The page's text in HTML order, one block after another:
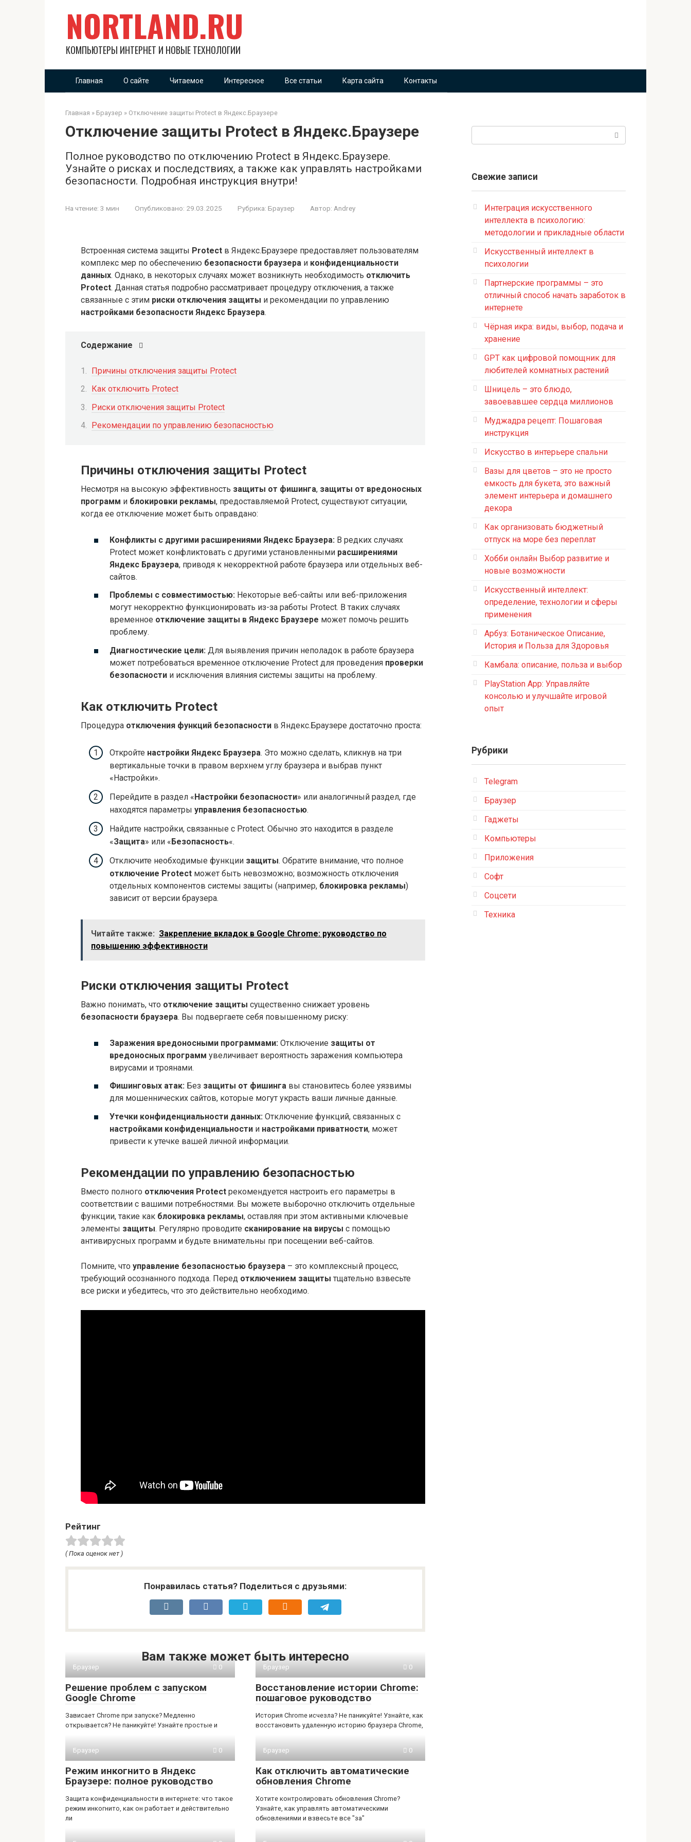
NORTLAND.RU
КОМПЬЮТЕРЫ ИНТЕРНЕТ И НОВЫЕ ТЕХНОЛОГИИ
Главная О сайте Читаемое Интересное Все статьи Карта сайта Контакты
Главная » Браузер » Отключение защиты Protect в Яндекс.Браузере
Отключение защиты Protect в Яндекс.Браузере
Полное руководство по отключению Protect в Яндекс.Браузере.
Узнайте о рисках и последствиях, а также как управлять настройками
безопасности. Подробная инструкция внутри!
На чтение: 3 мин Опубликовано: 29.03.2025 Рубрика: Браузер Автор: Andrey
Встроенная система защиты Protect в Яндекс.Браузере предоставляет пользователям
комплекс мер по обеспечению безопасности браузера и конфиденциальности
данных. Однако, в некоторых случаях может возникнуть необходимость отключить
Protect. Данная статья подробно рассматривает процедуру отключения, а также
связанные с этим риски отключения защиты и рекомендации по управлению
настройками безопасности Яндекс Браузера.
Содержание
Причины отключения защиты Protect
Как отключить Protect
Риски отключения защиты Protect
Рекомендации по управлению безопасностью
Причины отключения защиты Protect
Несмотря на высокую эффективность защиты от фишинга, защиты от вредоносных
программ и блокировки рекламы, предоставляемой Protect, существуют ситуации,
когда ее отключение может быть оправдано:
Конфликты с другими расширениями Яндекс Браузера: В редких случаях
Protect может конфликтовать с другими установленными расширениями
Яндекс Браузера, приводя к некорректной работе браузера или отдельных веб-
сайтов.
Проблемы с совместимостью: Некоторые веб-сайты или веб-приложения
могут некорректно функционировать из-за работы Protect. В таких случаях
временное отключение защиты в Яндекс Браузере может помочь решить
проблему.
Диагностические цели: Для выявления причин неполадок в работе браузера
может потребоваться временное отключение Protect для проведения проверки
безопасности и исключения влияния системы защиты на проблему.
Как отключить Protect
Процедура отключения функций безопасности в Яндекс.Браузере достаточно проста:
Откройте настройки Яндекс Браузера. Это можно сделать, кликнув на три
вертикальные точки в правом верхнем углу браузера и выбрав пункт
«Настройки».
Перейдите в раздел «Настройки безопасности» или аналогичный раздел, где
находятся параметры управления безопасностью.
Найдите настройки, связанные с Protect. Обычно это находится в разделе
«Защита» или «Безопасность«.
Отключите необходимые функции защиты. Обратите внимание, что полное
отключение Protect может быть невозможно; возможность отключения
отдельных компонентов системы защиты (например, блокировка рекламы)
зависит от версии браузера.
Читайте также: Закрепление вкладок в Google Chrome: руководство по
повышению эффективности
Риски отключения защиты Protect
Важно понимать, что отключение защиты существенно снижает уровень
безопасности браузера. Вы подвергаете себя повышенному риску:
Заражения вредоносными программами: Отключение защиты от
вредоносных программ увеличивает вероятность заражения компьютера
вирусами и троянами.
Фишинговых атак: Без защиты от фишинга вы становитесь более уязвимы
для мошеннических сайтов, которые могут украсть ваши личные данные.
Утечки конфиденциальности данных: Отключение функций, связанных с
настройками конфиденциальности и настройками приватности, может
привести к утечке вашей личной информации.
Рекомендации по управлению безопасностью
Вместо полного отключения Protect рекомендуется настроить его параметры в
соответствии с вашими потребностями. Вы можете выборочно отключить отдельные
функции, такие как блокировка рекламы, оставляя при этом активными ключевые
элементы защиты. Регулярно проводите сканирование на вирусы с помощью
антивирусных программ и будьте внимательны при посещении веб-сайтов.
Помните, что управление безопасностью браузера – это комплексный процесс,
требующий осознанного подхода. Перед отключением защиты тщательно взвесьте
все риски и убедитесь, что это действительно необходимо.
Рейтинг
( Пока оценок нет )
Понравилась статья? Поделиться с друзьями:
Вам также может быть интересно
Браузер 0
Решение проблем с запуском
Google Chrome
Зависает Chrome при запуске? Медленно
открывается? Не паникуйте! Узнайте простые и
Браузер 0
Восстановление истории Chrome:
пошаговое руководство
История Chrome исчезла? Не паникуйте! Узнайте, как
восстановить удаленную историю браузера Chrome,
Браузер 0
Режим инкогнито в Яндекс
Браузере: полное руководство
Защита конфиденциальности в интернете: что такое
режим инкогнито, как он работает и действительно
ли
Браузер 0
Как отключить автоматические
обновления Chrome
Хотите контролировать обновления Chrome?
Узнайте, как управлять автоматическими
обновлениями и взвесьте все "за"
Свежие записи
Интеграция искусственного
интеллекта в психологию:
методологии и прикладные области
Искусственный интеллект в
психологии
Партнерские программы – это
отличный способ начать заработок в
интернете
Чёрная икра: виды, выбор, подача и
хранение
GPT как цифровой помощник для
любителей комнатных растений
Шницель – это блюдо,
завоевавшее сердца миллионов
Муджадра рецепт: Пошаговая
инструкция
Искусство в интерьере спальни
Вазы для цветов – это не просто
емкость для букета, это важный
элемент интерьера и домашнего
декора
Как организовать бюджетный
отпуск на море без переплат
Хобби онлайн Выбор развитие и
новые возможности
Искусственный интеллект:
определение, технологии и сферы
применения
Арбуз: Ботаническое Описание,
История и Польза для Здоровья
Камбала: описание, польза и выбор
PlayStation App: Управляйте
консолью и улучшайте игровой
опыт
Рубрики
Telegram
Браузер
Гаджеты
Компьютеры
Приложения
Софт
Соцсети
Техника